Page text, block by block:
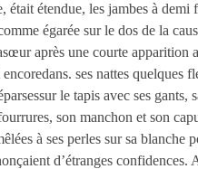
était étendue, les jambes à demi
égarée sur le dos de la
après une courte apparition
ses nattes quelques
le tapis avec ses gants,
son manchon et son
à ses perles sur sa blanche
d’étranges confidences.